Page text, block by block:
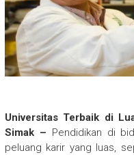
Universitas Terbaik di
Simak – Pendidikan di
peluang karir yang luas,